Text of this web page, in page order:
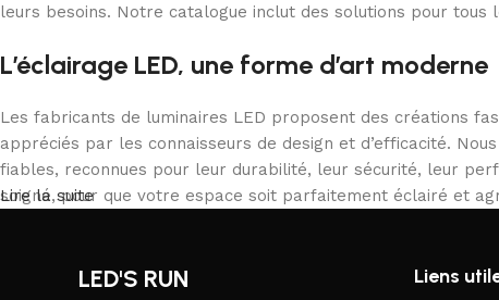
leurs besoins. Notre catalogue inclut des solutions pour tous
L’éclairage LED, une forme d’art moderne
Les fabricants de luminaires LED proposent des créations
appréciés par les connaisseurs de design et d’efficacité.
fiables, reconnues pour leur durabilité, leur sécurité, leur
soigné, pour que votre espace soit parfaitement éclairé et
Lire la suite
LED'S RUN Liens